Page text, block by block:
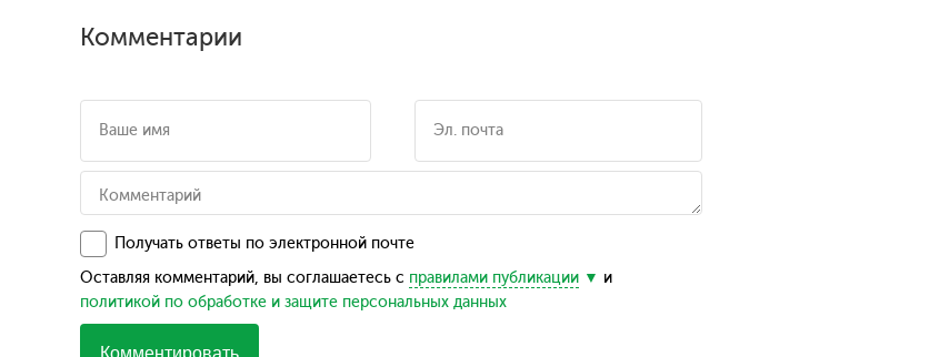
Комментарии
Получать ответы по электронной почте
Оставляя комментарий, вы соглашаетесь с правилами публикации
и
политикой по обработке и защите персональных данных
Комментировать